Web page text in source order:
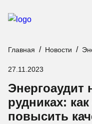
Продукция
Услуги и сервис
Главная Новости
27.11.2023
Энергоаудит
рудниках:
повысить